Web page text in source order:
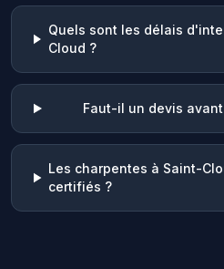
Quels sont les délais
Cloud ?
Faut-il un devis
Les charpentes à Saint-
certifiés ?